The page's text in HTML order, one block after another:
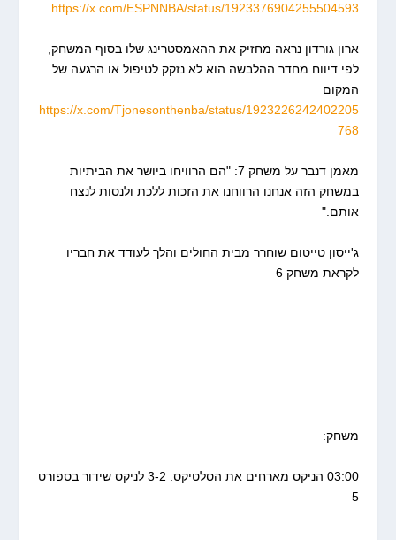
https://x.com/ESPNNBA/status/1923376904255504593
ארון גורדון נראה מחזיק את ההאמסטרינג שלו בסוף המשחק,
לפי דיווח מחדר ההלבשה הוא לא נזקק לטיפול או הרגעה של
המקום
https://x.com/Tjonesonthenba/status/1923226242402205
768
מאמן דנבר על משחק 7: "הם הרוויחו ביושר את הביתיות
במשחק הזה אנחנו הרווחנו את הזכות ללכת ולנסות לנצח
אותם."
ג'ייסון טייטום שוחרר מבית החולים והלך לעודד את חבריו
לקראת משחק 6
משחק:
03:00 הניקס מארחים את הסלטיקס. 3-2 לניקס שידור בספורט
5